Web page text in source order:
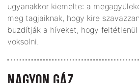
ugyanakkor kiemelte: a
meg tagjaiknak, hogy kire
buzdítják a híveket, hogy feltétlenül
voksolni.